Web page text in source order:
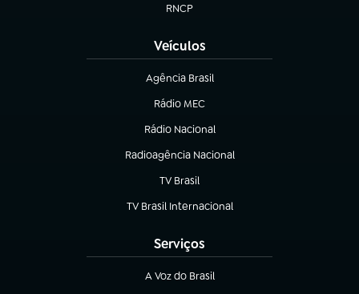
RNCP
(abre em nova aba)
Veículos
Agência Brasil
(abre em nova aba)
Rádio MEC
Rádio Nacional
(abre em nova aba)
Radioagência Nacional
(abre em nova aba)
TV Brasil
(abre em nova aba)
TV Brasil Internacional
(abre em nova aba)
Serviços
A Voz do Brasil
(abre em nova aba)